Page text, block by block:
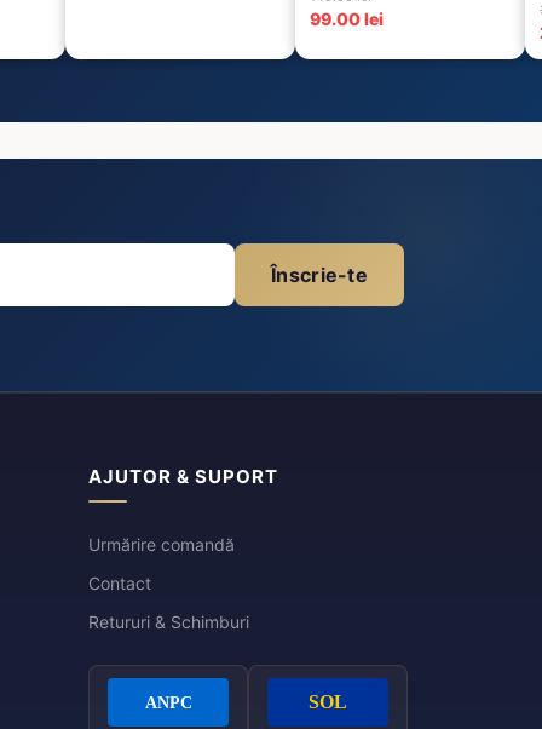
99.00 lei
Înscrie-te
AJUTOR & SUPORT
Urmărire comandă
Contact
Retururi & Schimburi